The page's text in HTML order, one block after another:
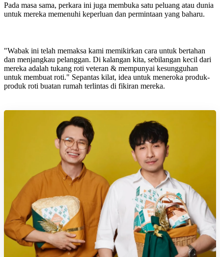
Pada masa sama, perkara ini juga membuka satu peluang atau dunia
untuk mereka memenuhi keperluan dan permintaan yang baharu.
"Wabak ini telah memaksa kami memikirkan cara untuk bertahan
dan menjangkau pelanggan. Di kalangan kita, sebilangan kecil dari
mereka adalah tukang roti veteran & mempunyai kesungguhan
untuk membuat roti." Sepantas kilat, idea untuk meneroka produk-
produk roti buatan rumah terlintas di fikiran mereka.